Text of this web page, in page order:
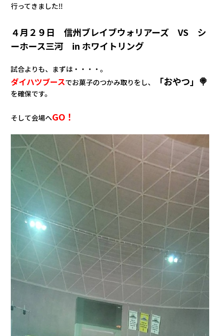
行ってきました‼
４月２９日 信州ブレイブウォリアーズ VS シ
ーホース三河 in ホワイトリング
試合よりも、 まずは・・・・。
ダイハツブースでお菓子のつかみ取りをし、 「おやつ」🍭
を確保です。
そして会場へGO！